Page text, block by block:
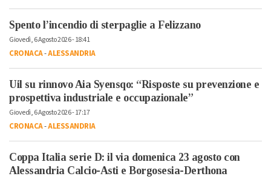
Spento l’incendio di sterpaglie a Felizzano
Giovedì, 6 Agosto 2026 - 18:41
CRONACA-ALESSANDRIA
Uil su rinnovo Aia Syensqo: “Risposte su prevenzione e
prospettiva industriale e occupazionale”
Giovedì, 6 Agosto 2026 - 17:17
CRONACA-ALESSANDRIA
Coppa Italia serie D: il via domenica 23 agosto con
Alessandria Calcio-Asti e Borgosesia-Derthona